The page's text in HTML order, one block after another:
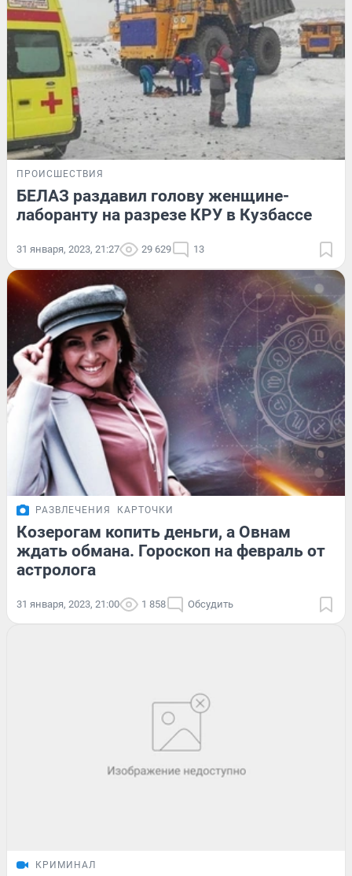
ПРОИСШЕСТВИЯ
БЕЛАЗ раздавил голову женщине-
лаборанту на разрезе КРУ в Кузбассе
31 января, 2023, 21:27 29 629 13
РАЗВЛЕЧЕНИЯ КАРТОЧКИ
Козерогам копить деньги, а Овнам
ждать обмана. Гороскоп на февраль от
астролога
31 января, 2023, 21:00 1 858 Обсудить
КРИМИНАЛ